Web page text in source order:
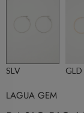
SLV GLD
LAGUA GEM